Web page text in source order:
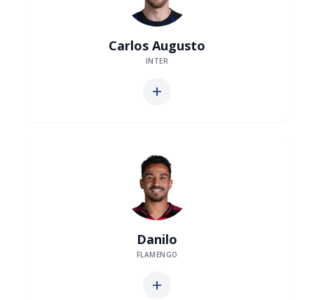
Carlos Augusto
INTER
add
Danilo
FLAMENGO
add